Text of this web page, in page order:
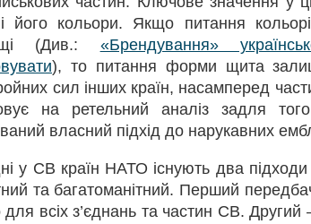
його кольори. Якщо питання
(Див.: «Брендування»
), то питання форми щита
сил інших країн, насамперед
на ретельний аналіз задля
власний підхід до нарукавних
у СВ країн НАТО існують два
та багатоманітний. Перший
для всіх з’єднань та частин СВ.